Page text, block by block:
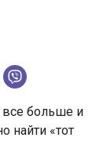
все больше и
найти «тот